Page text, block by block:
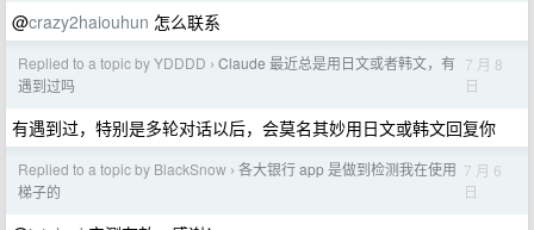
@crazy2haiouhun 怎么联系
Replied to a topic by YDDDD › Claude 最近总是用日文或者韩文，有
遇到过吗
7 月 8
日
有遇到过，特别是多轮对话以后，会莫名其妙用日文或韩文回复你
Replied to a topic by BlackSnow › 各大银行 app 是做到检测我在使用
梯子的
7 月 6
日